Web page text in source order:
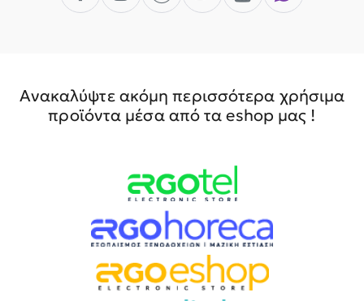
Ανακαλύψτε ακόμη περισσότερα χρήσιμα
προϊόντα μέσα από τα eshop μας !